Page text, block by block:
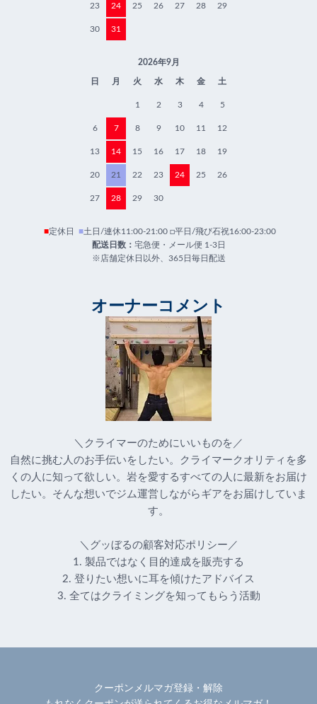
23 24 25 26 27 28 29
30 31
2026年9月
日 月 火 水 木 金 土
1 2 3 4 5
6 7 8 9 10 11 12
13 14 15 16 17 18 19
20 21 22 23 24 25 26
27 28 29 30
■定休日 ■土日/連休11:00-21:00 □平日/飛び石祝16:00-23:00
配送日数： 宅急便・メール便 1-3日
※店舗定休日以外、365日毎日配送
オーナーコメント
＼クライマーのためにいいものを／
自然に挑む人のお手伝いをしたい。クライマークオリティを多
くの人に知って欲しい。岩を愛するすべての人に最新をお届け
したい。そんな想いでジム運営しながらギアをお届けしていま
す。
＼グッぼるの顧客対応ポリシー／
1. 製品ではなく目的達成を販売する
2. 登りたい想いに耳を傾けたアドバイス
3. 全てはクライミングを知ってもらう活動
クーポンメルマガ登録・解除